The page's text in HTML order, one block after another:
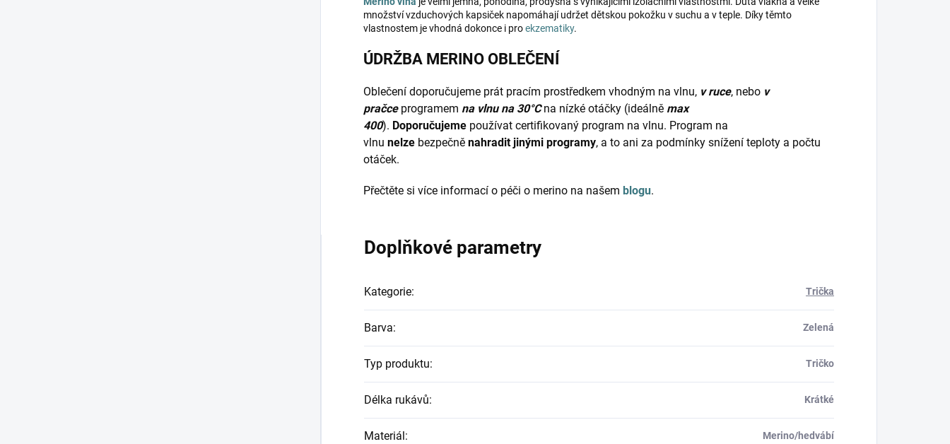
množství vzduchových kapsiček napomáhají udržet dětskou pokožku v suchu a v teple. Díky těmto
vlastnostem je vhodná dokonce i proekzematiky.
ÚDRŽBA MERINO OBLEČENÍ
Oblečení doporučujeme prát pracím prostředkem vhodným na vlnu, v ruce, nebo v
pračce programem na vlnu na 30°Cna nízké otáčky (ideálně max
400). Doporučujeme používat certifikovaný program na vlnu. Program na
vlnu nelze bezpečně nahradit jinými programy, a to ani za podmínky snížení teploty a počtu
otáček.
Přečtěte si více informací o péči o merino na našem blogu.
Doplňkové parametry
Kategorie: Trička
Barva: Zelená
Typ produktu: Tričko
Délka rukávů: Krátké
Materiál : Merino/hedvábí